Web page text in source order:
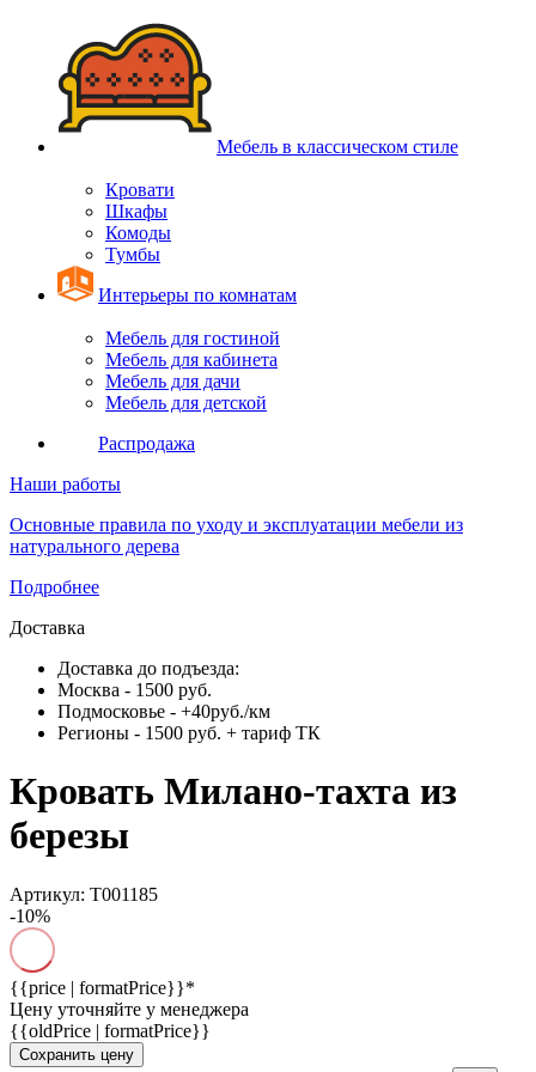
Мебель в классическом стиле
Кровати
Шкафы
Комоды
Тумбы
Интерьеры по комнатам
Мебель для гостиной
Мебель для кабинета
Мебель для дачи
Мебель для детской
Распродажа
Наши работы
Основные правила по уходу и эксплуатации мебели из
натурального дерева
Подробнее
Доставка
Доставка до подъезда:
Москва - 1500 руб.
Подмосковье - +40руб./км
Регионы - 1500 руб. + тариф ТК
Кровать Милано-тахта из
березы
Артикул: Т001185
-10%
{{price | formatPrice}}*
Цену уточняйте у менеджера
{{oldPrice | formatPrice}}
Сохранить цену